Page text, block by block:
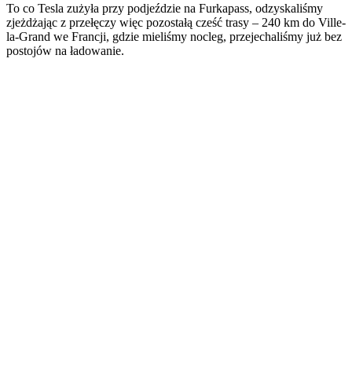
To co Tesla zużyła przy podjeździe na Furkapass, odzyskaliśmy
zjeżdżając z przełęczy więc pozostałą cześć trasy – 240 km do Ville-
la-Grand we Francji, gdzie mieliśmy nocleg, przejechaliśmy już bez
postojów na ładowanie.